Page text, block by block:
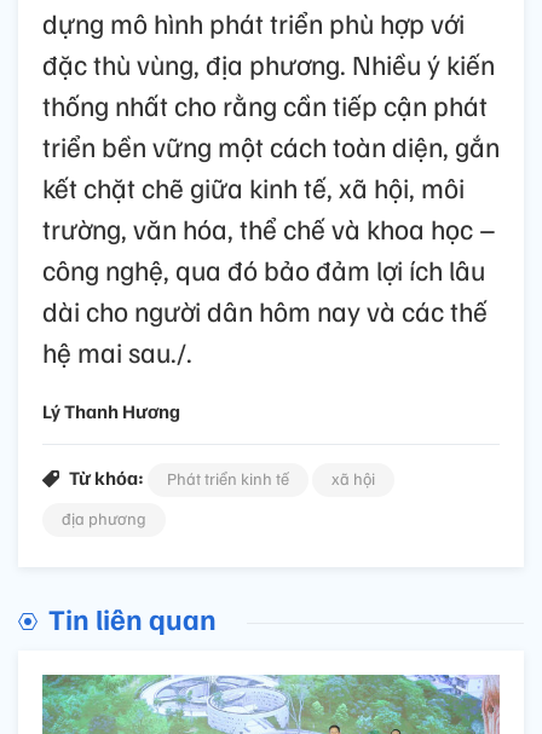
dựng mô hình phát triển phù hợp với
đặc thù vùng, địa phương. Nhiều ý kiến
thống nhất cho rằng cần tiếp cận phát
triển bền vững một cách toàn diện, gắn
kết chặt chẽ giữa kinh tế, xã hội, môi
trường, văn hóa, thể chế và khoa học –
công nghệ, qua đó bảo đảm lợi ích lâu
dài cho người dân hôm nay và các thế
hệ mai sau./.
Lý Thanh Hương
Từ khóa: Phát triển kinh tế
xã hội
địa phương
Tin liên quan